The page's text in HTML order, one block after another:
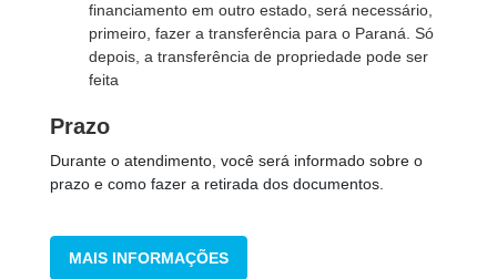
financiamento em outro estado, será necessário,
primeiro, fazer a transferência para o Paraná. Só
depois, a transferência de propriedade pode ser
feita
Prazo
Durante o atendimento, você será informado sobre o
prazo e como fazer a retirada dos documentos.
MAIS INFORMAÇÕES